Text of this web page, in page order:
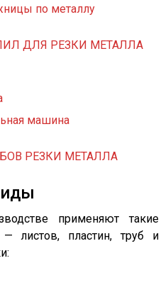
по металлу
ДЛЯ РЕЗКИ МЕТАЛЛА
машина
РЕЗКИ МЕТАЛЛА
применяют такие
листов, пластин, труб и